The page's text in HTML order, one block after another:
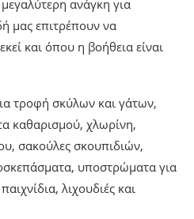
ανάγκη για
μας επιτρέπουν να
και όπου η βοήθεια είναι
τροφή σκύλων και γάτων,
καθαρισμού, χλωρίνη,
σακούλες σκουπιδιών,
υποστρώματα για
λιχουδιές και